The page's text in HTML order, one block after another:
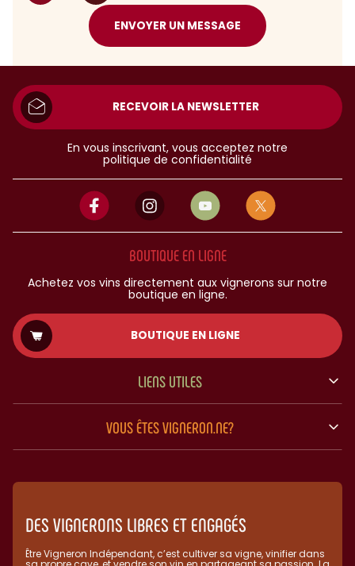
ENVOYER UN MESSAGE
RECEVOIR LA NEWSLETTER
En vous inscrivant, vous acceptez notre
politique de confidentialité
BOUTIQUE EN LIGNE
Achetez vos vins directement aux vignerons sur notre
boutique en ligne.
BOUTIQUE EN LIGNE
LIENS UTILES
VOUS ÊTES VIGNERON.NE?
DES VIGNERONS LIBRES ET ENGAGÉS
Être Vigneron Indépendant, c’est cultiver sa vigne, vinifier dans